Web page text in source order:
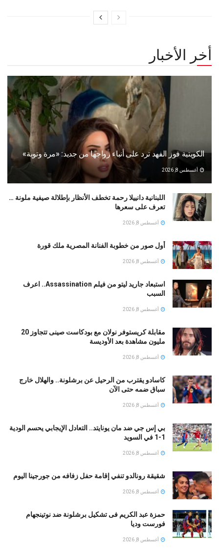
أخر الأخبار
الكويتية فوز الفهد ترد على أنباء زواجها من جديد: «مرة وتوبة» ‏
أغسطس 8, 2026
اللبنانية دانييلا رحمة تخطف الأنظار بإطلالة صيفية ملونة …
تعرف على سعرها
أغسطس 8, 2026
أول صور من خطوبة الفنانة المصرية ملك قورة
أغسطس 8, 2026
استبعاد جاريد ليتو من فيلم Assassination.. اعرف
السبب
أغسطس 8, 2026
مقابلة كريستوفر نولان مع بودكاست صينى تتجاوز 20
مليون مشاهدة بعد الأوديسة
أغسطس 8, 2026
كاسادو يقترب من الرحيل عن برشلونة.. والهلال خارج
سباق ضمه حتى الآن
أغسطس 8, 2026
بي إس جي ضد مان يونايتد.. التعادل الإيجابي يحسم الودية
1-1 في السويد
أغسطس 8, 2026
شقيقة رونالدو تنفي إقامة حفل زفافه من جورجينا اليوم
أغسطس 8, 2026
حمزة عبد الكريم فى تشكيل برشلونة ضد نوتينجهام
فورست وديا
أغسطس 8, 2026